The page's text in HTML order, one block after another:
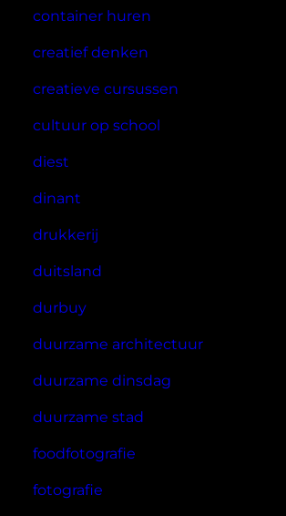
container huren
creatief denken
creatieve cursussen
cultuur op school
diest
dinant
drukkerij
duitsland
durbuy
duurzame architectuur
duurzame dinsdag
duurzame stad
foodfotografie
fotografie